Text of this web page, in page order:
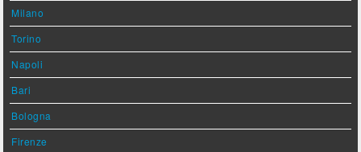
Milano
Torino
Napoli
Bari
Bologna
Firenze